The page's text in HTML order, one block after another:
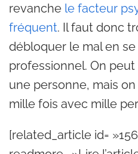
revanche le facteur
fréquent. Il faut donc
débloquer le mal en
professionnel. On
une personne, mais
mille fois avec mille
[related_article id=